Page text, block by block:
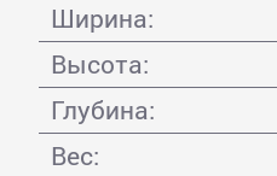
Ширина:
Высота:
Глубина:
Вес: